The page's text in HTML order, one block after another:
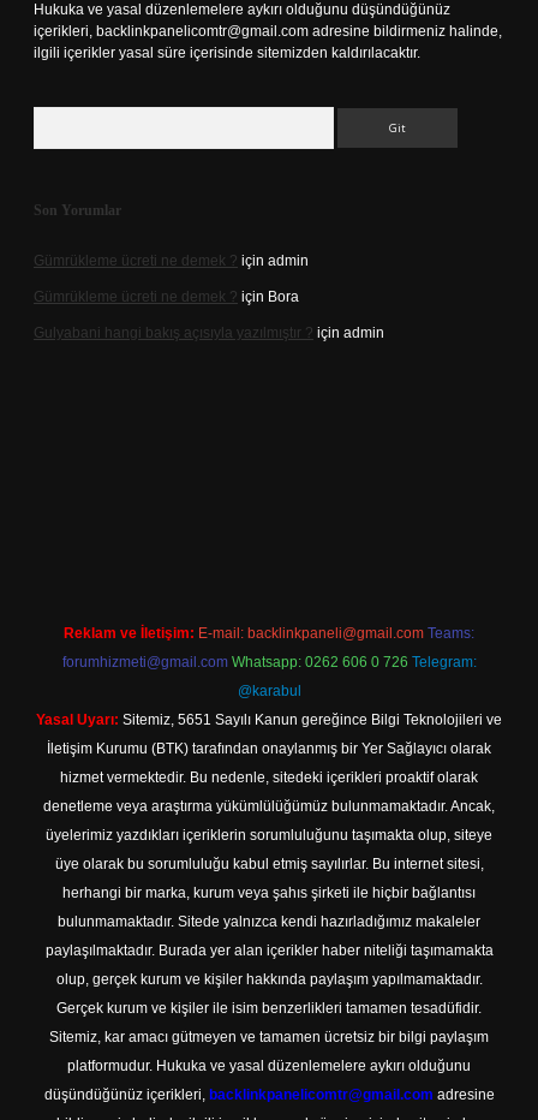
Hukuka ve yasal düzenlemelere aykırı olduğunu düşündüğünüz
içerikleri, backlinkpanelicomtr@gmail.com adresine bildirmeniz halinde,
ilgili içerikler yasal süre içerisinde sitemizden kaldırılacaktır.
Son Yorumlar
Gümrükleme ücreti ne demek ? için admin
Gümrükleme ücreti ne demek ? için Bora
Gulyabani hangi bakış açısıyla yazılmıştır ? için admin
Reklam ve İletişim: E-mail: backlinkpaneli@gmail.com Teams:
forumhizmeti@gmail.com Whatsapp: 0262 606 0 726 Telegram:
@karabul
Yasal Uyarı: Sitemiz, 5651 Sayılı Kanun gereğince Bilgi Teknolojileri ve
İletişim Kurumu (BTK) tarafından onaylanmış bir Yer Sağlayıcı olarak
hizmet vermektedir. Bu nedenle, sitedeki içerikleri proaktif olarak
denetleme veya araştırma yükümlülüğümüz bulunmamaktadır. Ancak,
üyelerimiz yazdıkları içeriklerin sorumluluğunu taşımakta olup, siteye
üye olarak bu sorumluluğu kabul etmiş sayılırlar. Bu internet sitesi,
herhangi bir marka, kurum veya şahıs şirketi ile hiçbir bağlantısı
bulunmamaktadır. Sitede yalnızca kendi hazırladığımız makaleler
paylaşılmaktadır. Burada yer alan içerikler haber niteliği taşımamakta
olup, gerçek kurum ve kişiler hakkında paylaşım yapılmamaktadır.
Gerçek kurum ve kişiler ile isim benzerlikleri tamamen tesadüfidir.
Sitemiz, kar amacı gütmeyen ve tamamen ücretsiz bir bilgi paylaşım
platformudur. Hukuka ve yasal düzenlemelere aykırı olduğunu
düşündüğünüz içerikleri, backlinkpanelicomtr@gmail.com adresine